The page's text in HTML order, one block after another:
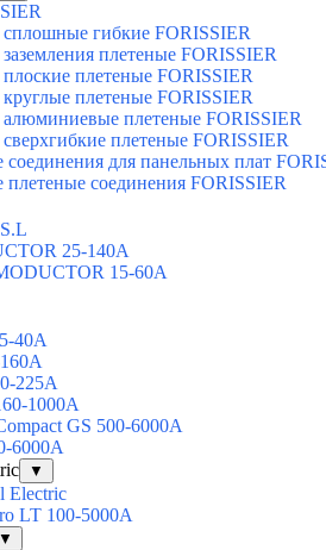
гибкие FORISSIER
плетеные FORISSIER
плетеные FORISSIER
плетеные FORISSIER
плетеные FORISSIER
плетеные FORISSIER
соединения для панельных плат
плетеные соединения FORISSIER
25-140А
15-60A
40A
225A
1000A
GS 500-6000A
6000A
▼
Electric
LT 100-5000А
▼